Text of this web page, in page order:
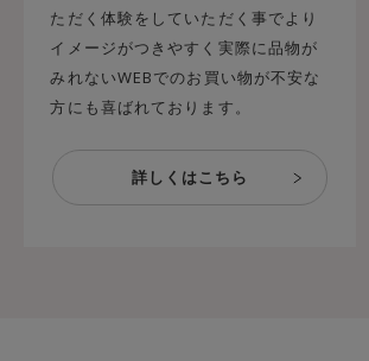
ただく体験をしていただく事でより
イメージがつきやすく実際に品物が
みれないWEBでのお買い物が不安な
方にも喜ばれております。